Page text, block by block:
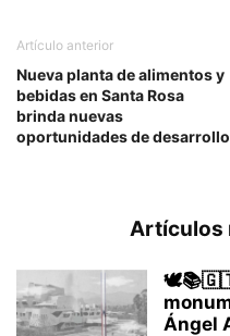
Artículo anterior
Nueva planta de alimentos y
bebidas en Santa Rosa
brinda nuevas
oportunidades de desarrollo
Artículos
🕊️📚🇬🇹
Ángel